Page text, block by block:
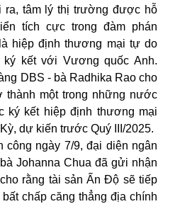
ra, tâm lý thị trường được hỗ
tích cực trong đàm phán
hiệp định thương mại tự do
kết với Vương quốc Anh.
DBS - bà Radhika Rao cho
thành một trong những nước
ký kết hiệp định thương mại
dự kiến trước Quý III/2025.
công ngày 7/9, đại diện ngân
Johanna Chua đã gửi nhận
rằng tài sản Ấn Độ sẽ tiếp
chấp căng thẳng địa chính